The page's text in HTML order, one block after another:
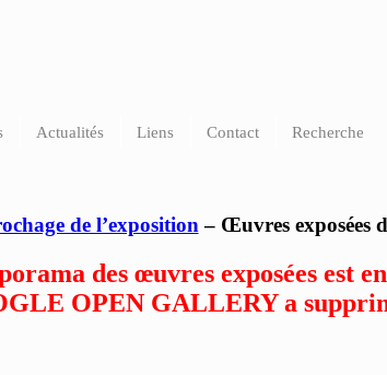
Lyon
Actualités Liens Contact Recherche
de l’exposition – Œuvres exposées
des œuvres exposées est
OPEN GALLERY a